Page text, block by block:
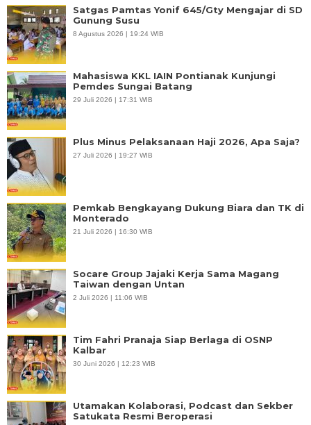
Satgas Pamtas Yonif 645/Gty Mengajar di SD
Gunung Susu
8 Agustus 2026 | 19:24 WIB
Mahasiswa KKL IAIN Pontianak Kunjungi
Pemdes Sungai Batang
29 Juli 2026 | 17:31 WIB
Plus Minus Pelaksanaan Haji 2026, Apa Saja?
27 Juli 2026 | 19:27 WIB
Pemkab Bengkayang Dukung Biara dan TK di
Monterado
21 Juli 2026 | 16:30 WIB
Socare Group Jajaki Kerja Sama Magang
Taiwan dengan Untan
2 Juli 2026 | 11:06 WIB
Tim Fahri Pranaja Siap Berlaga di OSNP
Kalbar
30 Juni 2026 | 12:23 WIB
Utamakan Kolaborasi, Podcast dan Sekber
Satukata Resmi Beroperasi